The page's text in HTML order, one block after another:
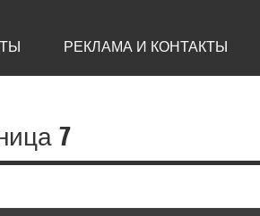
РЕКЛАМА И КОНТАКТЫ
7